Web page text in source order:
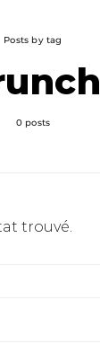
Posts by tag
0 posts
trouvé.